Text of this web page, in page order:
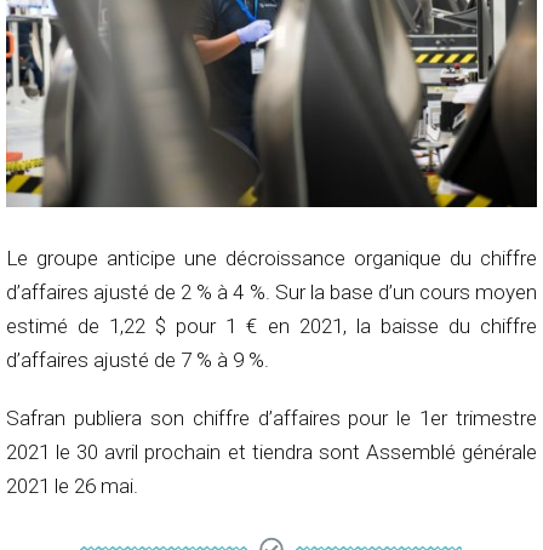
Le groupe anticipe une décroissance organique du chiffre
d’affaires ajusté de 2 % à 4 %. Sur la base d’un cours moyen
estimé de 1,22 $ pour 1 € en 2021, la baisse du chiffre
d’affaires ajusté de 7 % à 9 %.
Safran publiera son chiffre d’affaires pour le 1er trimestre
2021 le 30 avril prochain et tiendra sont Assemblé générale
2021 le 26 mai.